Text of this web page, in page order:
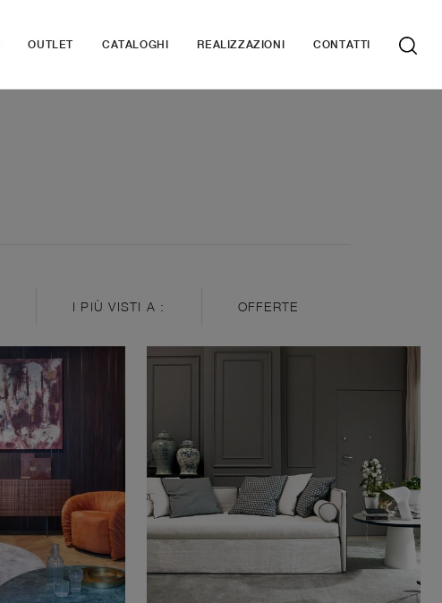
OUTLET CATALOGHI REALIZZAZIONI CONTATTI
I PIÙ VISTI A : OFFERTE